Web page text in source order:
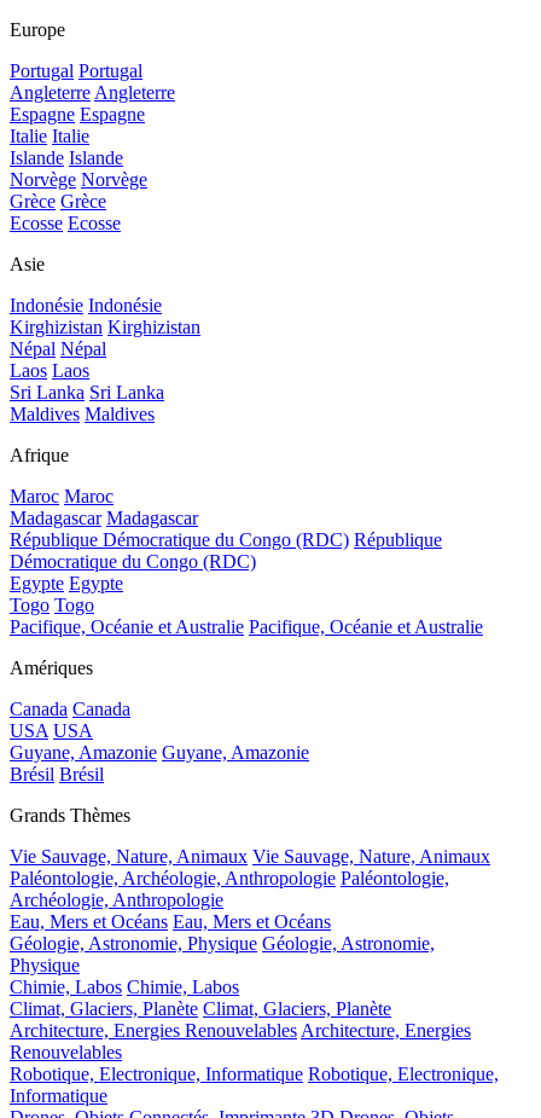
Europe
Portugal Portugal
Angleterre Angleterre
Espagne Espagne
Italie Italie
Islande Islande
Norvège Norvège
Grèce Grèce
Ecosse Ecosse
Asie
Indonésie Indonésie
Kirghizistan Kirghizistan
Népal Népal
Laos Laos
Sri Lanka Sri Lanka
Maldives Maldives
Afrique
Maroc Maroc
Madagascar Madagascar
République Démocratique du Congo (RDC) République
Démocratique du Congo (RDC)
Egypte Egypte
Togo Togo
Pacifique, Océanie et Australie Pacifique, Océanie et Australie
Amériques
Canada Canada
USA USA
Guyane, Amazonie Guyane, Amazonie
Brésil Brésil
Grands Thèmes
Vie Sauvage, Nature, Animaux Vie Sauvage, Nature, Animaux
Paléontologie, Archéologie, Anthropologie Paléontologie,
Archéologie, Anthropologie
Eau, Mers et Océans Eau, Mers et Océans
Géologie, Astronomie, Physique Géologie, Astronomie,
Physique
Chimie, Labos Chimie, Labos
Climat, Glaciers, Planète Climat, Glaciers, Planète
Architecture, Energies Renouvelables Architecture, Energies
Renouvelables
Robotique, Electronique, Informatique Robotique, Electronique,
Informatique